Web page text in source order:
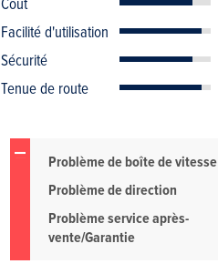
Facilité d'utilisation
Sécurité
Tenue de route
Problème de boîte de vitesse
Problème de direction
Problème service après-
vente/Garantie